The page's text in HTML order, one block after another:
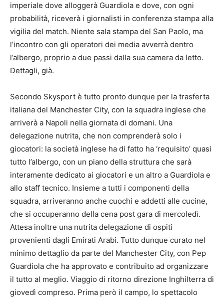
imperiale dove alloggerà Guardiola e dove, con ogni
probabilità, riceverà i giornalisti in conferenza stampa alla
vigilia del match. Niente sala stampa del San Paolo, ma
l’incontro con gli operatori dei media avverrà dentro
l’albergo, proprio a due passi dalla sua camera da letto.
Dettagli, già.
Secondo Skysport è tutto pronto dunque per la trasferta
italiana del Manchester City, con la squadra inglese che
arriverà a Napoli nella giornata di domani. Una
delegazione nutrita, che non comprenderà solo i
giocatori: la società inglese ha di fatto ha ‘requisito’ quasi
tutto l’albergo, con un piano della struttura che sarà
interamente dedicato ai giocatori e un altro a Guardiola e
allo staff tecnico. Insieme a tutti i componenti della
squadra, arriveranno anche cuochi e addetti alle cucine,
che si occuperanno della cena post gara di mercoledì.
Attesa inoltre una nutrita delegazione di ospiti
provenienti dagli Emirati Arabi. Tutto dunque curato nel
minimo dettaglio da parte del Manchester City, con Pep
Guardiola che ha approvato e contribuito ad organizzare
il tutto al meglio. Viaggio di ritorno direzione Inghilterra di
giovedì compreso. Prima però il campo, lo spettacolo